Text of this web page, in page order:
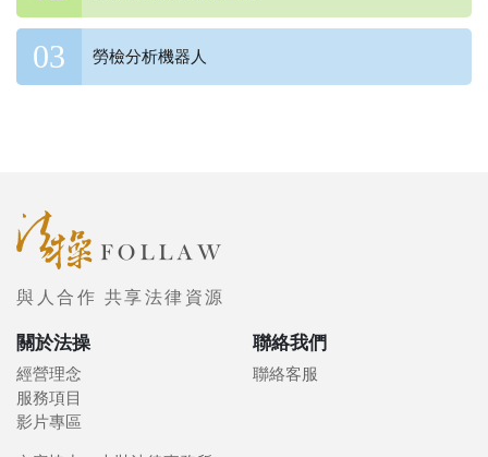
勞檢分析機器人
與人合作 共享法律資源
關於法操
經營理念
服務項目
影片專區
聯絡我們
聯絡客服